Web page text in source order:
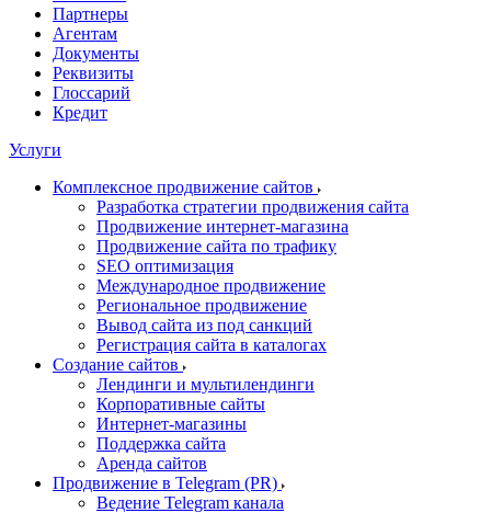
Партнеры
Агентам
Документы
Реквизиты
Глоссарий
Кредит
Услуги
Комплексное продвижение сайтов
Разработка стратегии продвижения сайта
Продвижение интернет-магазина
Продвижение сайта по трафику
SEO оптимизация
Международное продвижение
Региональное продвижение
Вывод сайта из под санкций
Регистрация сайта в каталогах
Создание сайтов
Лендинги и мультилендинги
Корпоративные сайты
Интернет-магазины
Поддержка сайта
Аренда сайтов
Продвижение в Telegram (PR)
Ведение Telegram канала